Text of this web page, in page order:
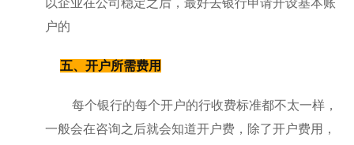
以企业在公司稳定之后，最好去银行申请开设基本账
户的
五、开户所需费用
每个银行的每个开户的行收费标准都不太一样，
一般会在咨询之后就会知道开户费，除了开户费用，